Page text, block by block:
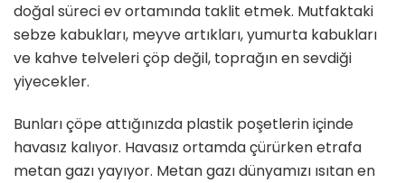
doğal süreci ev ortamında taklit etmek. Mutfaktaki
sebze kabukları, meyve artıkları, yumurta kabukları
ve kahve telveleri çöp değil, toprağın en sevdiği
yiyecekler.
Bunları çöpe attığınızda plastik poşetlerin içinde
havasız kalıyor. Havasız ortamda çürürken etrafa
metan gazı yayıyor. Metan gazı dünyamızı ısıtan en